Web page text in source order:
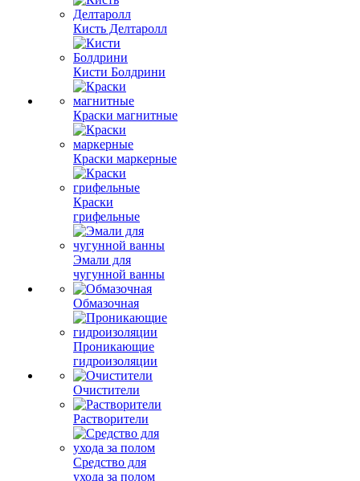
Кисть Делтаролл
Кисти Болдрини
Краски магнитные
Краски маркерные
Краски
грифельные
Эмали для
чугунной ванны
Обмазочная
Проникающие
гидроизоляции
Очистители
Растворители
Средство для
ухода за полом